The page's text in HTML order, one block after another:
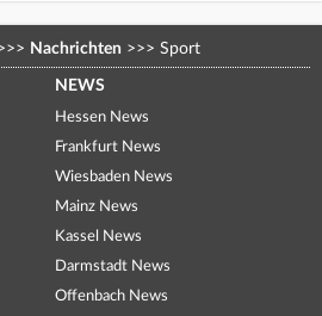
Nachrichten >>> Sport
NEWS
Hessen News
Frankfurt News
Wiesbaden News
Mainz News
Kassel News
Darmstadt News
Offenbach News